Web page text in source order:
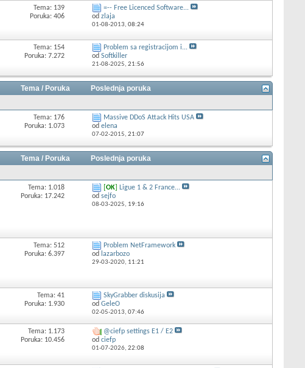
Tema: 139
Poruka: 406
=-- Free Licenced Software...
od zlaja
01-08-2013, 08:24
Tema: 154
Poruka: 7.272
Problem sa registracijom i...
od Softkiller
21-08-2025, 21:56
Tema / Poruka
Poslednja poruka
Tema: 176
Poruka: 1.073
Massive DDoS Attack Hits USA
od elena
07-02-2015, 21:07
Tema / Poruka
Poslednja poruka
Tema: 1.018
Poruka: 17.242
OK]
Ligue 1 & 2 France...
od sejfo
08-03-2025, 19:16
Tema: 512
Poruka: 6.397
Problem NetFramework
od lazarbozo
29-03-2020, 11:21
Tema: 41
Poruka: 1.930
SkyGrabber diskusija
od GeleO
02-05-2013, 07:46
Tema: 1.173
Poruka: 10.456
@ciefp settings E1 / E2
od ciefp
01-07-2026, 22:08